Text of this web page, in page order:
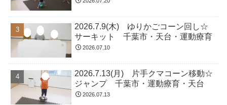
2026.7.9(木) ゆりかごコーン回し☆
サーキット 千葉市・天台・運動療育
2026.07.10
2026.7.13(月) 片手クマコーン移動☆
ジャンプ 千葉市・運動療育・天台
2026.07.13